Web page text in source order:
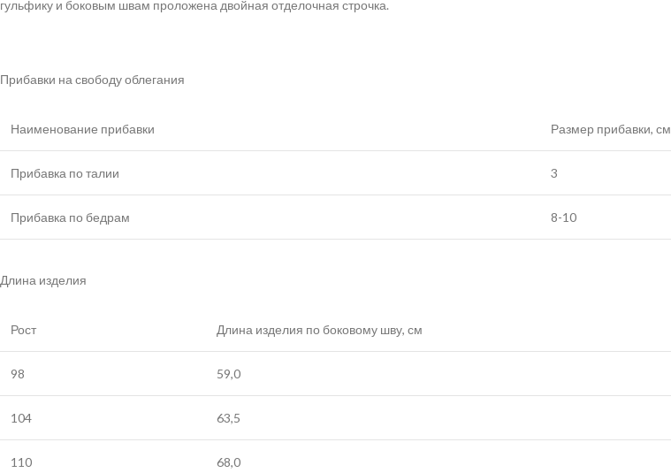
гульфику и боковым швам проложена двойная отделочная строчка.
Прибавки на свободу облегания
Наименование прибавки Размер прибавки, см
Прибавка по талии 3
Прибавка по бедрам 8-10
Длина изделия
Рост Длина изделия по боковому шву, см
98 59,0
104 63,5
110 68,0